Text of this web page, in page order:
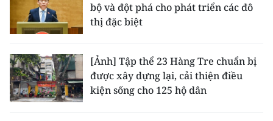
bộ và đột phá cho phát triển các đô
thị đặc biệt
[Ảnh] Tập thể 23 Hàng Tre chuẩn bị
được xây dựng lại, cải thiện điều
kiện sống cho 125 hộ dân